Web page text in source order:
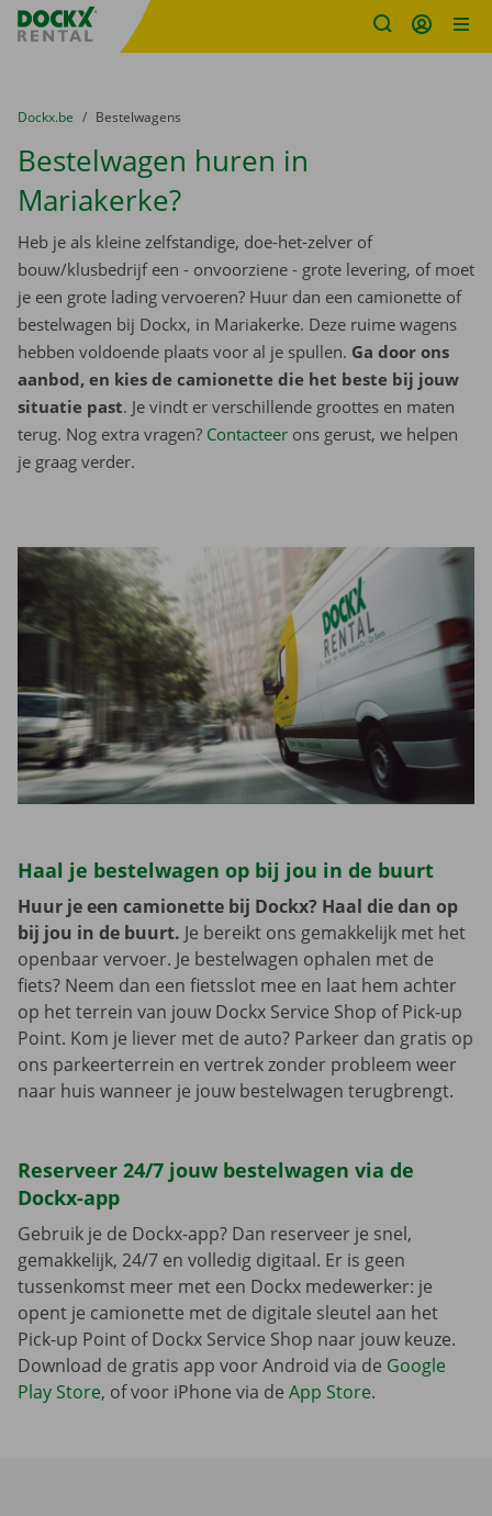
Fratello DEMO
U bevindt zich hier:
van
Dockx.be naar
Bestelwagens
Bestelwagen huren in
Mariakerke?
Heb je als kleine zelfstandige, doe-het-zelver of
bouw/klusbedrijf een - onvoorziene - grote levering, of moet
je een grote lading vervoeren? Huur dan een camionette of
bestelwagen bij Dockx, in Mariakerke. Deze ruime wagens
hebben voldoende plaats voor al je spullen. Ga door ons
aanbod, en kies de camionette die het beste bij jouw
situatie past. Je vindt er verschillende groottes en maten
terug. Nog extra vragen? Contacteer ons gerust, we helpen
je graag verder.
Haal je bestelwagen op bij jou in de buurt
Huur je een camionette bij Dockx? Haal die dan op
bij jou in de buurt. Je bereikt ons gemakkelijk met het
openbaar vervoer. Je bestelwagen ophalen met de
fiets? Neem dan een fietsslot mee en laat hem achter
op het terrein van jouw Dockx Service Shop of Pick-up
Point. Kom je liever met de auto? Parkeer dan gratis op
ons parkeerterrein en vertrek zonder probleem weer
naar huis wanneer je jouw bestelwagen terugbrengt.
Reserveer 24/7 jouw bestelwagen via de
Dockx-app
Gebruik je de Dockx-app? Dan reserveer je snel,
gemakkelijk, 24/7 en volledig digitaal. Er is geen
tussenkomst meer met een Dockx medewerker: je
opent je camionette met de digitale sleutel aan het
Pick-up Point of Dockx Service Shop naar jouw keuze.
Download de gratis app voor Android via de Google
Play Store, of voor iPhone via de App Store.